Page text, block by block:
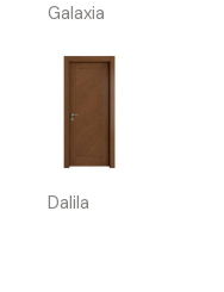
Galaxia
Dalila